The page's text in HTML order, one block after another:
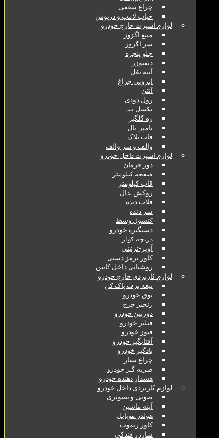
چراغ سقفی
حباب لامپ و درپوش
لوازم اسپرت خارج خودرو
منبع اگزوز
سر اگزوز
جلو پنجره
ابرویی چراغ
رول دودی
بکسل بند
زه گلگیر
بامپر-بال
قاب پلاک
والف و سر والف
لوازم اسپرت داخل خودرو
دور فرمان
صفحه کیلومتر
قاب کیلومتر
روکش پدال
فلاپ دنده
سر دنده
کنسول وسط
دستگیره خودرو
دریچه کولر
آویز-تزئینی
کاور ترمز دستی
روشنایی داخل کابین
لوازم کاربردی خارج خودرو
تیغه برف پاک کن
بوق خودرو
زنجیر چرخ
دوربین خودرو
فیلتر خودرو
فیوز خودرو
آفتابگیر خودرو
بادگیر خودرو
چراغ سیار
ضربه گیر خودرو
هشدار دهنده خودرو
لوازم کاربردی داخل خودرو
صوتی و تصویری
آینه ماشین
هولدر موبایل
کاور ریموت
شارژر فندکی